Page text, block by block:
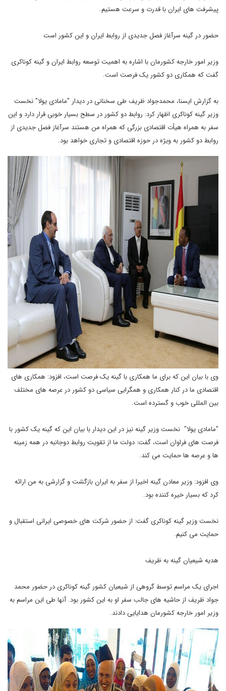
پیشرفت های ایران با قدرت و سرعت هستیم.
حضور در گینه سرآغاز فصل جدیدی از روابط ایران و این کشور است
وزیر امور خارجه کشورمان با اشاره به اهمیت توسعه روابط ایران و گینه کوناکری
گفت که همکاری دو کشور یک فرصت است.
به گزارش ایسنا، محمدجواد ظریف طی سخنانی در دیدار "مامادی یولا" نخست
وزیر گینه کوناکری اظهار کرد: روابط دو کشور در سطح بسیار خوبی قرار دارد و این
سفر به همراه هیأت اقتصادی بزرگی که همراه من هستند سرآغاز فصل جدیدی از
روابط دو کشور به ویژه در حوزه اقتصادی و تجاری خواهد بود.
وی با بیان این که برای ما همکاری با گینه یک فرصت است، افزود: همکاری های
اقتصادی ما در کنار همکاری و همگرایی سیاسی دو کشور در عرصه های مختلف
بین المللی خوب و گسترده است.
"مامادی یولا" نخست وزیر گینه نیز در این دیدار با بیان این که گینه یک کشور با
فرصت های فراوان است، گفت: دولت ما از تقویت روابط دوجانبه در همه زمینه
ها و عرصه ها حمایت می کند.
وی افزود: وزیر معادن گینه اخیرا از سفر به ایران بازگشت و گزارشی به من ارائه
کرد که بسیار خیره کننده بود.
نخست وزیر گینه کوناکری گفت: از حضور شرکت های خصوصی ایرانی استقبال و
حمایت می کنیم.
هدیه شیعیان گینه به ظریف
اجرای یک مراسم توسط گروهی از شیعیان کشور گینه کوناکری در حضور محمد
جواد ظریف از حاشیه های جالب سفر او به این کشور بود. آنها طی این مراسم به
وزیر امور خارجه کشورمان هدایایی دادند.